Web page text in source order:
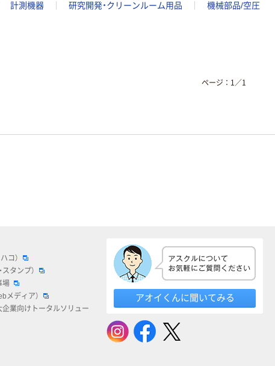
計測機器 研究開発・クリーンルーム用品
機械部品/空圧
ページ： 1 ／1
コ）
スタンプ）
場
メディア）
企業向けトータルソリュー
アオイくんに聞いてみる